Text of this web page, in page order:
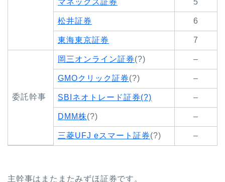
マネックス証券 5
松井証券 6
東海東京証券 7
委託幹事
岡三オンライン証券(?) –
GMOクリック証券(?) –
SBIネオトレード証券(?) –
DMM株(?) –
三菱UFJ eスマート証券(?) –
主幹事はまたまたみずほ証券です。